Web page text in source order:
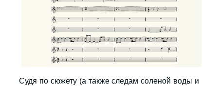
Судя по сюжету (а также следам соленой воды и